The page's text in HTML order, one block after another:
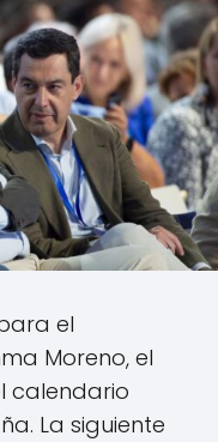
el
Moreno, el
calendario
La siguiente